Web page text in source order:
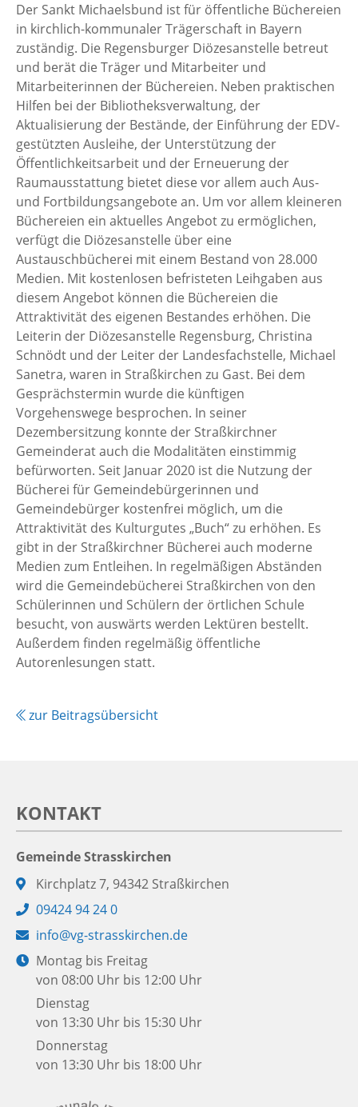
Der Sankt Michaelsbund ist für öffentliche Büchereien
in kirchlich-kommunaler Trägerschaft in Bayern
zuständig. Die Regensburger Diözesanstelle betreut
und berät die Träger und Mitarbeiter und
Mitarbeiterinnen der Büchereien. Neben praktischen
Hilfen bei der Bibliotheksverwaltung, der
Aktualisierung der Bestände, der Einführung der EDV-
gestützten Ausleihe, der Unterstützung der
Öffentlichkeitsarbeit und der Erneuerung der
Raumausstattung bietet diese vor allem auch Aus-
und Fortbildungsangebote an. Um vor allem kleineren
Büchereien ein aktuelles Angebot zu ermöglichen,
verfügt die Diözesanstelle über eine
Austauschbücherei mit einem Bestand von 28.000
Medien. Mit kostenlosen befristeten Leihgaben aus
diesem Angebot können die Büchereien die
Attraktivität des eigenen Bestandes erhöhen. Die
Leiterin der Diözesanstelle Regensburg, Christina
Schnödt und der Leiter der Landesfachstelle, Michael
Sanetra, waren in Straßkirchen zu Gast. Bei dem
Gesprächstermin wurde die künftigen
Vorgehenswege besprochen. In seiner
Dezembersitzung konnte der Straßkirchner
Gemeinderat auch die Modalitäten einstimmig
befürworten. Seit Januar 2020 ist die Nutzung der
Bücherei für Gemeindebürgerinnen und
Gemeindebürger kostenfrei möglich, um die
Attraktivität des Kulturgutes „Buch“ zu erhöhen. Es
gibt in der Straßkirchner Bücherei auch moderne
Medien zum Entleihen. In regelmäßigen Abständen
wird die Gemeindebücherei Straßkirchen von den
Schülerinnen und Schülern der örtlichen Schule
besucht, von auswärts werden Lektüren bestellt.
Außerdem finden regelmäßig öffentliche
Autorenlesungen statt.
zur Beitragsübersicht
KONTAKT
Gemeinde Strasskirchen
Adresse:
Kirchplatz 7, 94342 Straßkirchen
Telefon:
09424 94 24 0
E-
Mail:
info@vg-strasskirchen.de
Öffnungszeiten:
Montag bis Freitag
von 08:00 Uhr bis 12:00 Uhr
Dienstag
von 13:30 Uhr bis 15:30 Uhr
Donnerstag
von 13:30 Uhr bis 18:00 Uhr